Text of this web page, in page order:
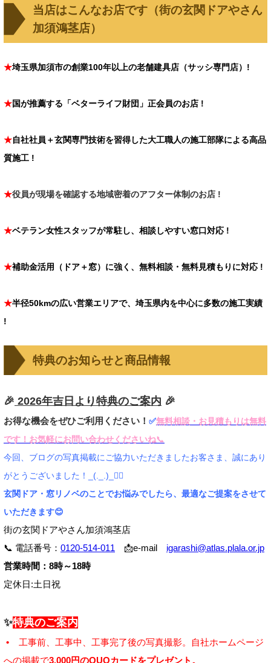
当店はこんなお店です（街の玄関ドアやさん
加須鴻茎店）
★埼玉県加須市の創業100年以上の老舗建具店（サッシ専門店）!
★国が推薦する「ベターライフ財団」正会員のお店 !
★自社社員＋玄関専門技術を習得した大工職人の施工部隊による高品
質施工 !
★役員が現場を確認する地域密着のアフター体制のお店 !
★ベテラン女性スタッフが常駐し、相談しやすい窓口対応 !
★補助金活用（ドア＋窓）に強く、無料相談・無料見積もりに対応 !
★半径50kmの広い営業エリアで、埼玉県内を中心に多数の施工実績
!
特典のお知らせと商品情報
🎉 2026年吉日より特典のご案内 🎉
お得な機会をぜひご利用ください！ ✅無料相談・お見積もりは無料
です！お気軽にお問い合わせくださいね📞
今回、ブログの写真掲載にご協力いただきましたお客さま、誠にあり
がとうございました！_(._.)_🙂‍↕️
玄関ドア・窓リノベのことでお悩みでしたら、最適なご提案をさせて
いただきます😊
街の玄関ドアやさん加須鴻茎店
📞 電話番号： 0120-514-011 📩e-mail igarashi@atlas.plala.or.jp
営業時間：8時～18時
定休日:土日祝
✨特典のご案内
•
工事前、工事中、工事完了後の写真撮影。自社ホームページ
への掲載で3,000円のQUOカードをプレゼント。